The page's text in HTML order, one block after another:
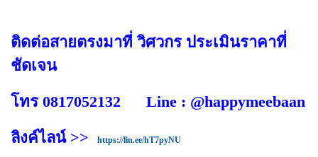
ติดต่อสายตรงมาที่ วิศวกร ประเมินราคาที่
ชัดเจน
โทร 0817052132 Line : @happymeebaan
ลิงค์ไลน์ >> https://lin.ee/hT7pyNU